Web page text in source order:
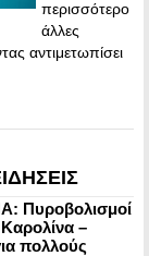
περισσότερο
άλλες
αντιμετωπίσει
Πυροβολισμοί
–
πολλούς